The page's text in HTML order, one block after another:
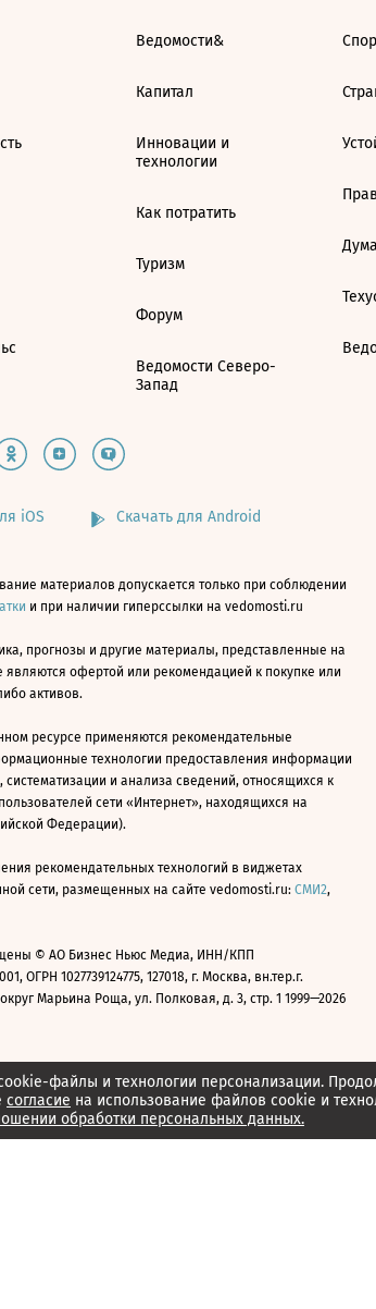
файлы и технологии персонализации.
согласие на использование файлов cookie и
обработки персональных данных.
Ведомости&
Капитал
Инновации и
технологии
Как потратить
Туризм
Форум
Ведомости Северо-
Запад
iOS Скачать для Android
материалов допускается только при соблюдении
и при наличии гиперссылки на vedomosti.ru
прогнозы и другие материалы, представленные на
являются офертой или рекомендацией к покупке или
активов.
ресурсе применяются рекомендательные
технологии предоставления информации
систематизации и анализа сведений, относящихся к
сети «Интернет», находящихся на
Федерации).
рекомендательных технологий в виджетах
сети, размещенных на сайте vedomosti.ru: СМИ2,
© АО Бизнес Ньюс Медиа, ИНН/КПП
ОГРН 1027739124775, 127018, г. Москва, вн.тер.г.
Марьина Роща, ул. Полковая, д. 3, стр. 1 1999—2026